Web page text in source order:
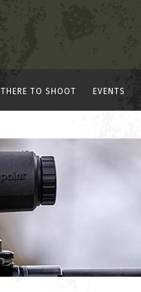
THERE TO SHOOT EVENTS